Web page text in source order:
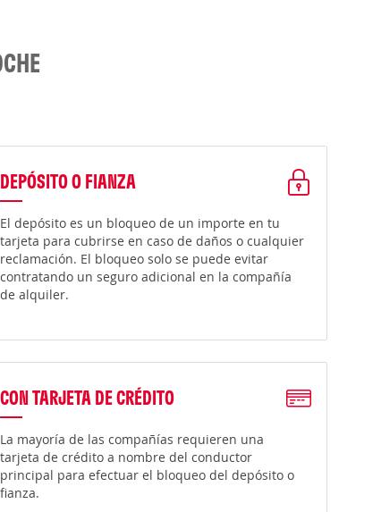
DEPÓSITO O FIANZA
El depósito es un bloqueo de un importe en tu
tarjeta para cubrirse en caso de daños o cualquier
reclamación. El bloqueo solo se puede evitar
contratando un seguro adicional en la compañía
de alquiler.
CON TARJETA DE CRÉDITO
La mayoría de las compañías requieren una
tarjeta de crédito a nombre del conductor
principal para efectuar el bloqueo del depósito o
fianza.